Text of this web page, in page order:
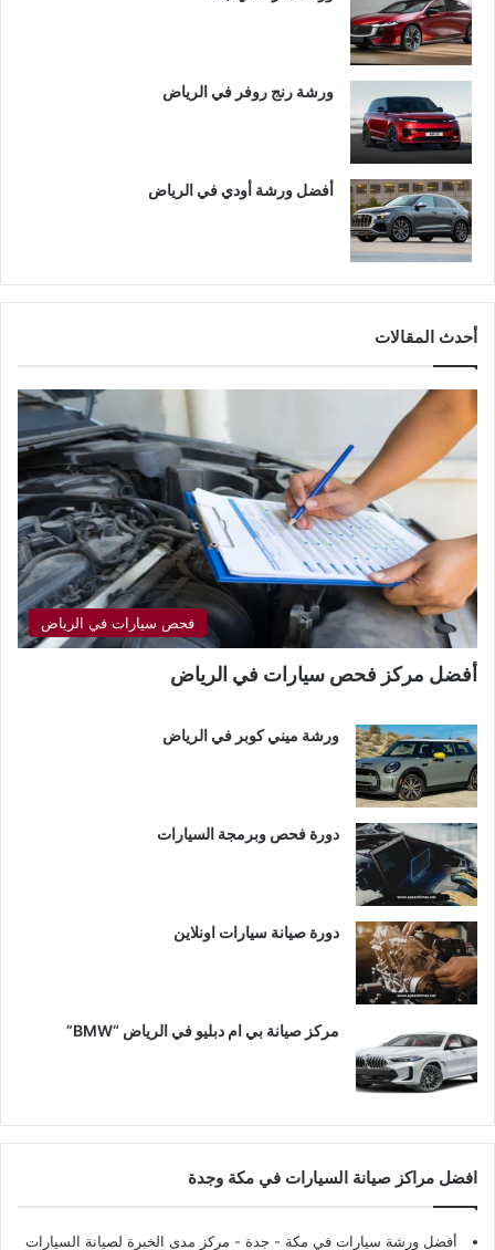
ورشة رنج روفر في الرياض
أفضل ورشة أودي في الرياض
أحدث المقالات
فحص سيارات في الرياض
أفضل مركز فحص سيارات في الرياض
ورشة ميني كوبر في الرياض
دورة فحص وبرمجة السيارات
دورة صيانة سيارات اونلاين
مركز صيانة بي ام دبليو في الرياض “BMW”
افضل مراكز صيانة السيارات في مكة وجدة
أفضل ورشة سيارات في مكة - جدة - مركز مدى الخبرة لصيانة السيارات